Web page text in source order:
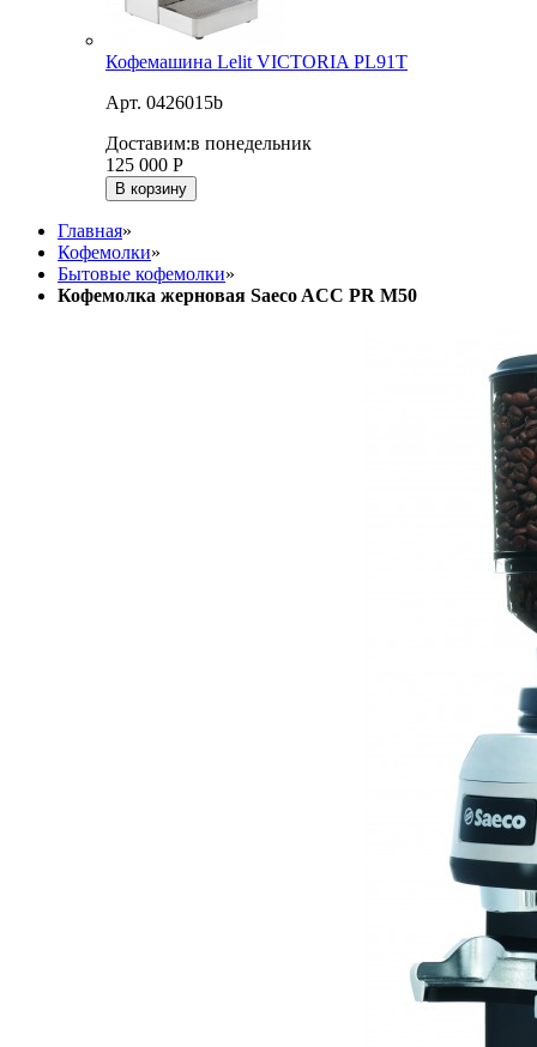
Кофемашина Lelit VICTORIA PL91T
Арт. 0426015b
Доставим:в понедельник
125 000 Р
В корзину
Главная»
Кофемолки»
Бытовые кофемолки»
Кофемолка жерновая Saeco ACC PR M50